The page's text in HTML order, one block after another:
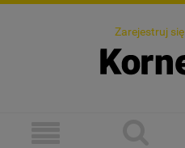
Zarejestruj się